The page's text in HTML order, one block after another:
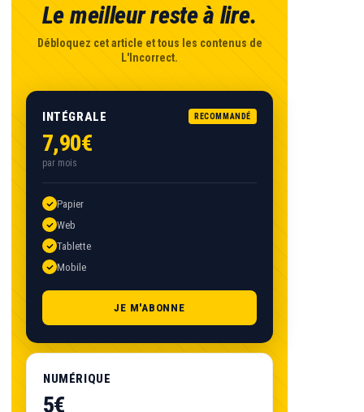
Le meilleur reste à lire.
Débloquez cet article et tous les contenus de
L'Incorrect.
INTÉGRALE RECOMMANDÉ
7,90€
par mois
Papier
Web
Tablette
Mobile
JE M'ABONNE
NUMÉRIQUE
5€